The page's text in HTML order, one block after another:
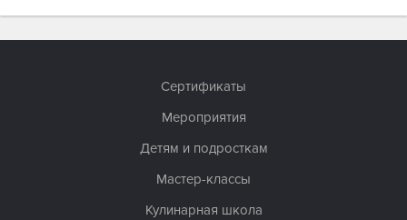
Сертификаты
Мероприятия
Детям и подросткам
Мастер-классы
Кулинарная школа